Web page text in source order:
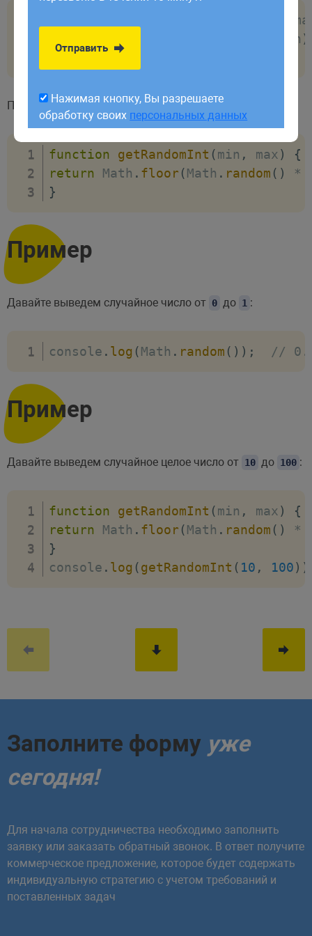
min )
Получение случайного целого числа между
function getRandomInt (min , max)
{
return Math . floor (Math . random ( ) *
}
Пример
Давайте выведем случайное число от 0 до 1 :
console . log (Math . random ( ) ) ; //
Пример
Давайте выведем случайное целое число от 10 до 100 :
function getRandomInt (min , max)
{
return Math . floor (Math . random ( ) *
}
console . log (getRandomInt ( 10 , 100) )
Заполните форму уже
сегодня!
Для начала сотрудничества необходимо заполнить
заявку или заказать обратный звонок. В ответ получите
коммерческое предложение, которое будет содержать
индивидуальную стратегию с учетом требований и
поставленных задач
обработку своихперсональных данных
Отправить
Нажимая кнопку, Вы разрешаете
обработку своих персональных данных